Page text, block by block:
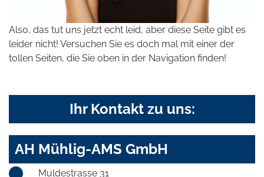
Also, das tut uns jetzt echt leid, aber diese Seite gibt es
leider nicht! Versuchen Sie es doch mal mit einer der
tollen Seiten, die Sie oben in der Navigation finden!
Ihr Kontakt zu uns:
AH Mühlig-AMS GmbH
Muldestrasse 31